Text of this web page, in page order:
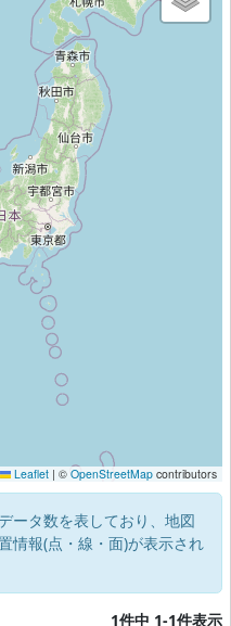
Leaflet | © OpenStreetMap contributors
ータ数を表しており、地図
情報(点・線・面)が表示され
1件中 1-1件表示